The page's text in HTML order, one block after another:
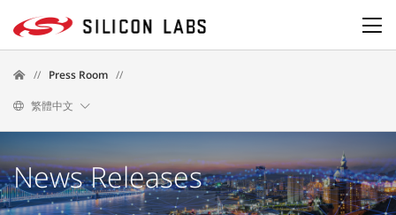
// Press Room //
繁體中文
News Releases